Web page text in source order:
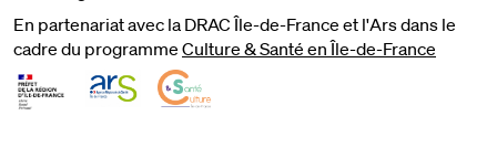
En partenariat avec la DRAC Île-de-France et l'Ars dans le
cadre du programme Culture & Santé en Île-de-France